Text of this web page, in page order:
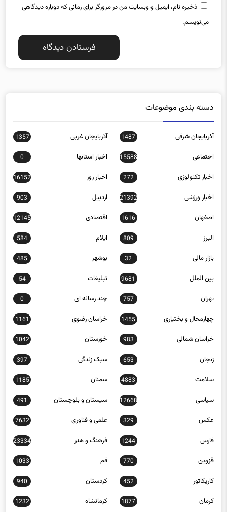
می‌نویسم.
آذربایجان شرقی
اجتماعی 15588 اخبار استانها 0
اخبار تکنولوژی 272 اخبار روز 16152
اخبار ورزشی 21392 اردبیل 903
اصفهان 1616 اقتصادی 12145
البرز 809 ایلام 584
بازار مالی 32 بوشهر 485
بین الملل 9681 تبلیغات 54
تهران 757 چند رسانه ای 0
چهارمحال و بختیاری 1455 خراسان رضوی 1161
خراسان شمالی 983 خوزستان 1042
زنجان 653 سبک زندگی 397
سلامت 4883 سمنان 1185
سیاسی 12668 سیستان و بلوچستان 491
عکس 329 علمی و فناوری 7632
فارس 1244 فرهنگ و هنر 23334
قزوین 770 قم 1033
کاریکاتور 452 کردستان 940
کرمان 1877 کرمانشاه 1232
کهگیلویه و بویراحمد 1299 گردشگری 13